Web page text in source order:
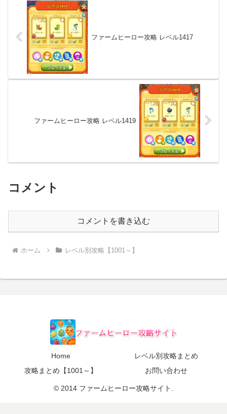
ファームヒーロー攻略 レベル1417
ファームヒーロー攻略 レベル1419
コメント
コメントを書き込む
ホーム レベル別攻略【1001～】
Home
レベル別攻略まとめ
攻略まとめ【1001～】
お問い合わせ
© 2014 ファームヒーロー攻略サイト.